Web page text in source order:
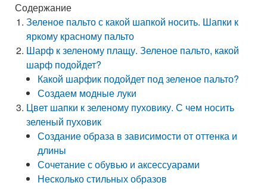
Содержание
Зеленое пальто с какой шапкой носить. Шапки к
яркому красному пальто
Шарф к зеленому плащу. Зеленое пальто, какой
шарф подойдет?
Какой шарфик подойдет под зеленое пальто?
Создаем модные луки
Цвет шапки к зеленому пуховику. С чем носить
зеленый пуховик
Создание образа в зависимости от оттенка и
длины
Сочетание с обувью и аксессуарами
Несколько стильных образов